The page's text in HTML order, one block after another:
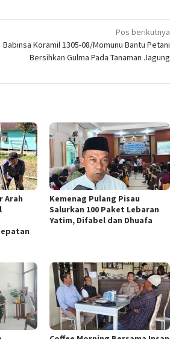
Pos berikutnya
Babinsa Koramil 1305-08/Momunu Bantu Petani
Bersihkan Gulma Pada Tanaman Jagung
Arah
Kemenag Pulang Pisau
Salurkan 100 Paket Lebaran
Yatim, Difabel dan Dhuafa